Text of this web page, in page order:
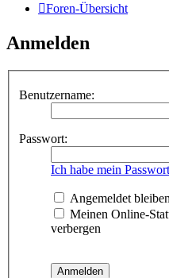
Foren-Übersicht
Anmelden
Benutzername:
Passwort:
Ich habe mein
Angemeldet bleiben
Meinen Online-
verbergen